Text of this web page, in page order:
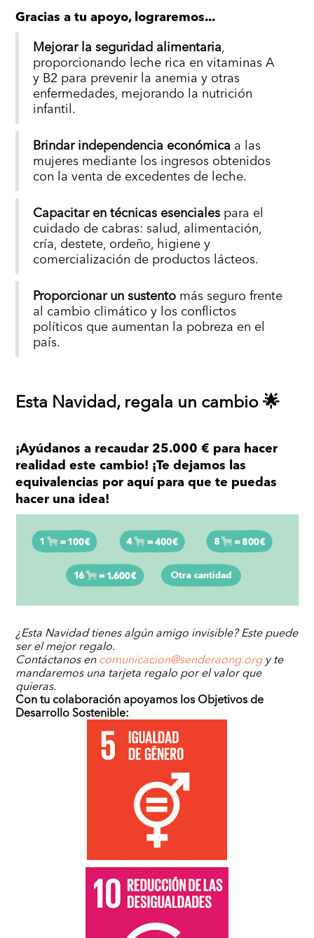
Gracias a tu apoyo, lograremos...
Mejorar la seguridad alimentaria,
proporcionando leche rica en vitaminas A
y B2 para prevenir la anemia y otras
enfermedades, mejorando la nutrición
infantil.
Brindar independencia económica a las
mujeres mediante los ingresos obtenidos
con la venta de excedentes de leche.
Capacitar en técnicas esenciales para el
cuidado de cabras: salud, alimentación,
cría, destete, ordeño, higiene y
comercialización de productos lácteos.
Proporcionar un sustento más seguro frente
al cambio climático y los conflictos
políticos que aumentan la pobreza en el
país.
Esta Navidad, regala un cambio 🌟
¡Ayúdanos a recaudar 25.000 € para hacer
realidad este cambio! ¡Te dejamos las
equivalencias por aquí para que te puedas
hacer una idea!
¿Esta Navidad tienes algún amigo invisible? Este puede
ser el mejor regalo.
Contáctanos en comunicacion@senderaong.orgy te
mandaremos una tarjeta regalo por el valor que
quieras.
Con tu colaboración apoyamos los Objetivos de
Desarrollo Sostenible: